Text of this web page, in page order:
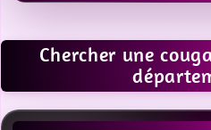
Chercher une